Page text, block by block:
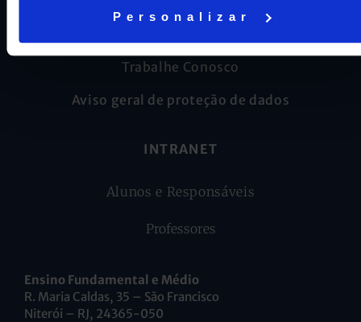
Personalizar
Trabalhe Conosco
Aviso geral de proteção de dados
INTRANET
Alunos e Responsáveis
Professores
Ensino Fundamental e Médio
R. Maria Caldas, 35 – São Francisco
Niterói – RJ, 24365-050